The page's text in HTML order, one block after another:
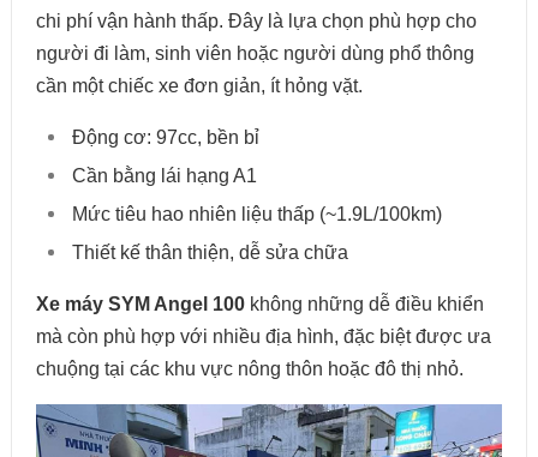
chi phí vận hành thấp. Đây là lựa chọn phù hợp cho
người đi làm, sinh viên hoặc người dùng phổ thông
cần một chiếc xe đơn giản, ít hỏng vặt.
Động cơ: 97cc, bền bỉ
Cần bằng lái hạng A1
Mức tiêu hao nhiên liệu thấp (~1.9L/100km)
Thiết kế thân thiện, dễ sửa chữa
Xe máy SYM Angel 100không những dễ điều khiển
mà còn phù hợp với nhiều địa hình, đặc biệt được ưa
chuộng tại các khu vực nông thôn hoặc đô thị nhỏ.